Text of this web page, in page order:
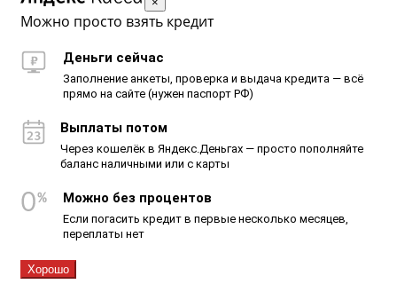
Можно просто взять кредит
Деньги сейчас
Заполнение анкеты, проверка и выдача кредита — всё
прямо на сайте (нужен паспорт РФ)
Выплаты потом
Через кошелёк в Яндекс.Деньгах — просто пополняйте
баланс наличными или с карты
Можно без процентов
Если погасить кредит в первые несколько месяцев,
переплаты нет
Хорошо